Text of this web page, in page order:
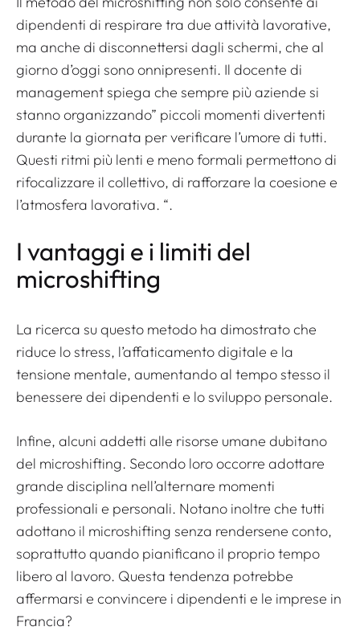
dipendenti di respirare tra due attività lavorative,
ma anche di disconnettersi dagli schermi, che al
giorno d’oggi sono onnipresenti. Il docente di
management spiega che sempre più aziende si
stanno organizzando” piccoli momenti divertenti
durante la giornata per verificare l’umore di tutti.
Questi ritmi più lenti e meno formali permettono di
rifocalizzare il collettivo, di rafforzare la coesione e
l’atmosfera lavorativa. “.
I vantaggi e i limiti del
microshifting
La ricerca su questo metodo ha dimostrato che
riduce lo stress, l’affaticamento digitale e la
tensione mentale, aumentando al tempo stesso il
benessere dei dipendenti e lo sviluppo personale.
Infine, alcuni addetti alle risorse umane dubitano
del microshifting. Secondo loro occorre adottare
grande disciplina nell’alternare momenti
professionali e personali. Notano inoltre che tutti
adottano il microshifting senza rendersene conto,
soprattutto quando pianificano il proprio tempo
libero al lavoro. Questa tendenza potrebbe
affermarsi e convincere i dipendenti e le imprese in
Francia?